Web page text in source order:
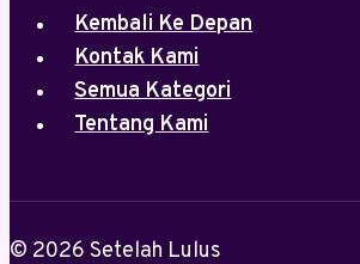
Kembali Ke Depan
Kontak Kami
Semua Kategori
Tentang Kami
© 2026 Setelah Lulus